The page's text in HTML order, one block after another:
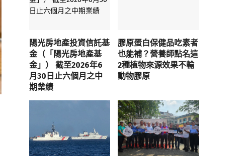
陽光房地產投資信託基
金（「陽光房地產基
金」） 截至2026年6
月30日止六個月之中
期業績
膠原蛋白保健品吃素者
也能補？營養師點名這
2種植物來源效果不輸
動物膠原